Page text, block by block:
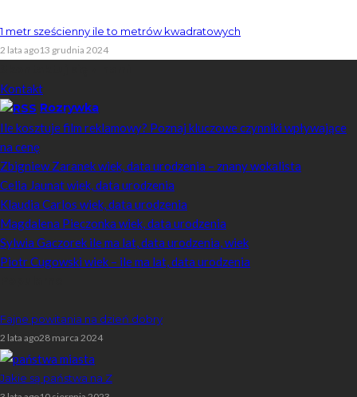
1 metr sześcienny ile to metrów kwadratowych
2 lata ago13 grudnia 2024
Kontakt
Rozrywka
Ile kosztuje film reklamowy? Poznaj kluczowe czynniki wpływające
na cenę
Zbigniew Zaranek wiek, data urodzenia – znany wokalista
Celia Jaunat wiek, data urodzenia
Klaudia Carlos wiek, data urodzenia
Magdalena Pieczonka wiek, data urodzenia
Sylwia Gaczorek ile ma lat, data urodzenia, wiek
Piotr Cugowski wiek – ile ma lat, data urodzenia
Fajne powitania na dzień dobry
2 lata ago28 marca 2024
Jakie są państwa na Z